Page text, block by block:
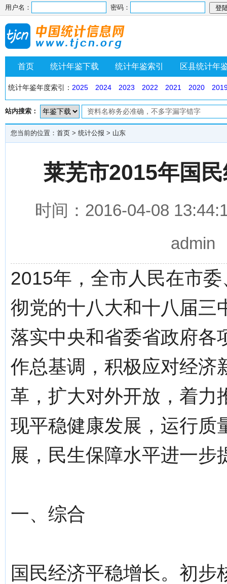
用户名： 密码：
首页 统计年鉴下载 统计年鉴索引 区县统计年
统计年鉴年度索引： 2025 2024 2023 2022 2021 2020
站内搜索：
您当前的位置： 首页 > 统计公报 > 山东
莱芜市2015年国
时间：2016-04-08
admin
2015年，全市人民在市
彻党的十八大和十八届三
落实中央和省委省政府各
作总基调，积极应对经济
革，扩大对外开放，着力
现平稳健康发展，运行质
展，民生保障水平进一步
一、综合
国民经济平稳增长。初